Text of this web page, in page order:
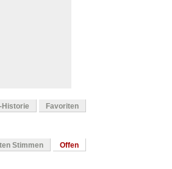
Historie Favoriten
Stimmen Offen